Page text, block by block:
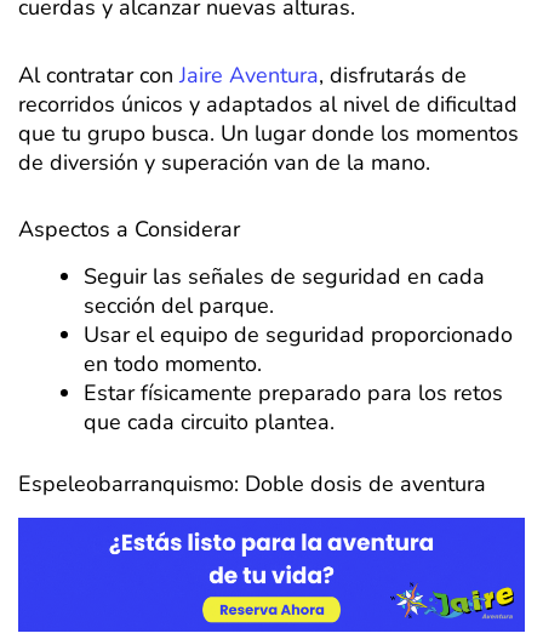
cuerdas y alcanzar nuevas alturas.
Al contratar conJaire Aventura, disfrutarás de
recorridos únicos y adaptados al nivel de dificultad
que tu grupo busca. Un lugar donde los momentos
de diversión y superación van de la mano.
Aspectos a Considerar
Seguir las señales de seguridad en cada
sección del parque.
Usar el equipo de seguridad proporcionado
en todo momento.
Estar físicamente preparado para los retos
que cada circuito plantea.
Espeleobarranquismo: Doble dosis de aventura